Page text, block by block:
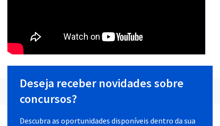
Deseja receber novidades sobre
concursos?
Descubra as oportunidades disponíveis dentro da sua